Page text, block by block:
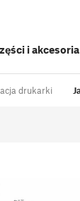
i akcesoria
drukarki